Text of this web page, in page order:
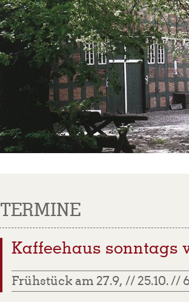
TERMINE
Kaffeehaus sonntags
Frühstück am 27.9, // 25.10. //